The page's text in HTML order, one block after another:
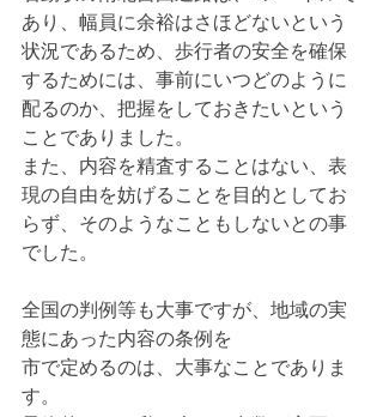
あり、幅員に余裕はさほどないという
状況であるため、歩行者の安全を確保
するためには、事前にいつどのように
配るのか、把握をしておきたいという
ことでありました。
また、内容を精査することはない、表
現の自由を妨げることを目的としてお
らず、そのようなこともしないとの事
でした。
全国の判例等も大事ですが、地域の実
態にあった内容の条例を
市で定めるのは、大事なことでありま
す。